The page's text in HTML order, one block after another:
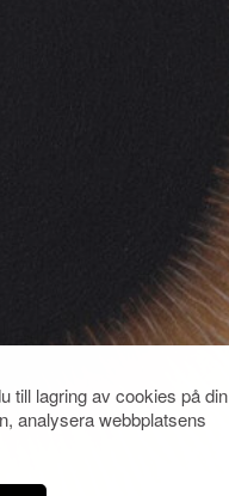
till lagring av cookies på din
analysera webbplatsens